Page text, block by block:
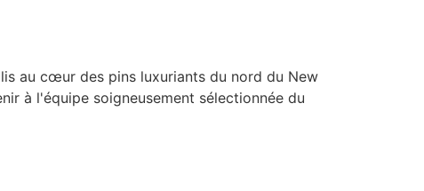
au cœur des pins luxuriants du nord du New
à l'équipe soigneusement sélectionnée du